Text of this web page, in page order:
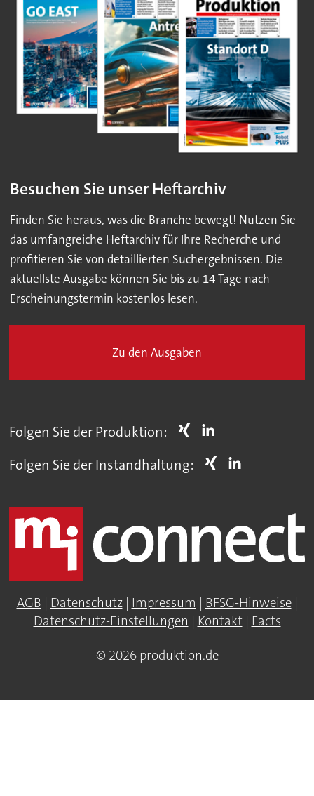
Besuchen Sie unser Heftarchiv
Finden Sie heraus, was die Branche bewegt! Nutzen Sie
das umfangreiche Heftarchiv für Ihre Recherche und
profitieren Sie von detaillierten Suchergebnissen. Die
aktuellste Ausgabe können Sie bis zu 14 Tage nach
Erscheinungstermin kostenlos lesen.
Zu den Ausgaben
Folgen Sie der Produktion:
Folgen Sie der Instandhaltung:
AGB | Datenschutz| Impressum | BFSG-Hinweise|
Datenschutz-Einstellungen | Kontakt| Facts
© 2026 produktion.de